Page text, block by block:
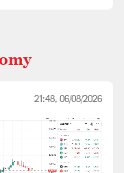
21:48, 06/08/2026